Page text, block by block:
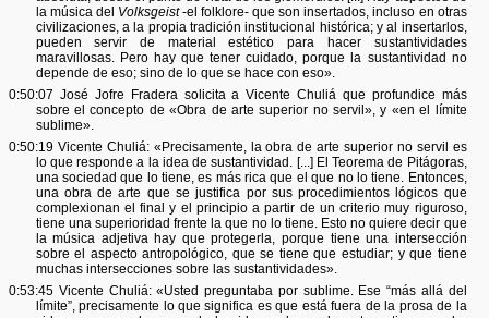
la música del Volksgeist-el folklore- que son insertados, incluso en otras
civilizaciones, a la propia tradición institucional histórica; y al insertarlos,
pueden servir de material estético para hacer sustantividades
maravillosas. Pero hay que tener cuidado, porque la sustantividad no
depende de eso; sino de lo que se hace con eso».
0:50:07 José Jofre Fradera solicita a Vicente Chuliá que profundice más
sobre el concepto de «Obra de arte superior no servil», y «en el límite
sublime».
0:50:19 Vicente Chuliá: «Precisamente, la obra de arte superior no servil es
lo que responde a la idea de sustantividad. [...] El Teorema de Pitágoras,
una sociedad que lo tiene, es más rica que el que no lo tiene. Entonces,
una obra de arte que se justifica por sus procedimientos lógicos que
complexionan el final y el principio a partir de un criterio muy riguroso,
tiene una superioridad frente la que no lo tiene. Esto no quiere decir que
la música adjetiva hay que protegerla, porque tiene una intersección
sobre el aspecto antropológico, que se tiene que estudiar; y que tiene
muchas intersecciones sobre las sustantividades».
0:53:45 Vicente Chuliá: «Usted preguntaba por sublime. Ese “más allá del
límite”, precisamente lo que significa es que está fuera de la prosa de la